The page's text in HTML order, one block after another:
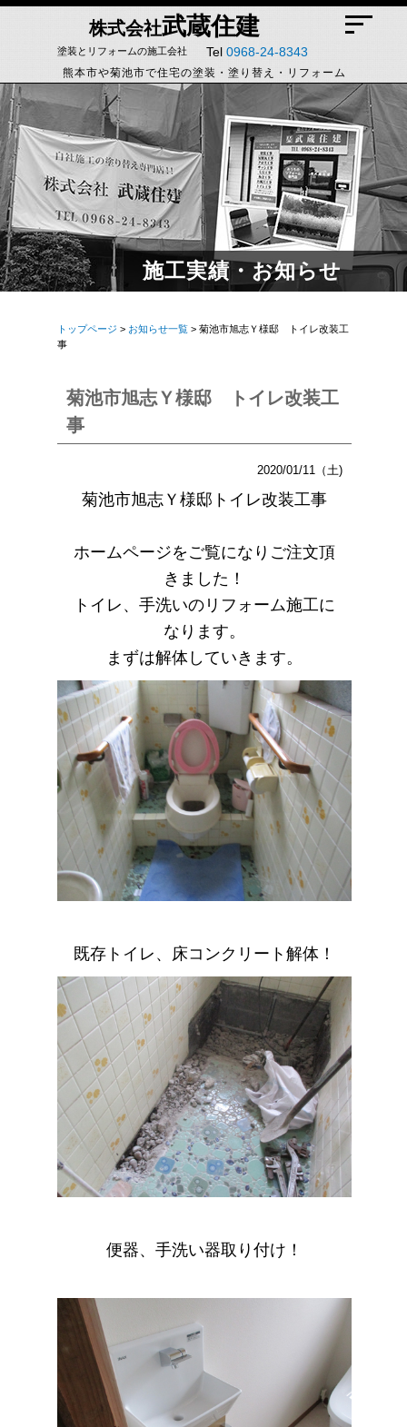
塗装とリフォームの施工会社
株式会社武蔵住建
熊本市や菊池市で住宅の塗装・塗り替え・リフォーム
Tel 0968-24-8343
施工実績・お知らせ
トップページ > お知らせ一覧> 菊池市旭志Ｙ様邸 トイレ改装工
事
菊池市旭志Ｙ様邸 トイレ改装工
事
2020/01/11（土)
菊池市旭志Ｙ様邸トイレ改装工事
ホームページをご覧になりご注文頂
きました！
トイレ、手洗いのリフォーム施工に
なります。
まずは解体していきます。
既存トイレ、床コンクリート解体！
便器、手洗い器取り付け！